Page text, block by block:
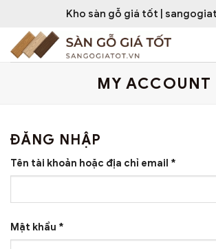
dung
Kho sàn gỗ giá tốt |
MY ACCOUNT
ĐĂNG NHẬP
Tên tài khoản hoặc địa chỉ email *
buộc
Mật khẩu *
buộc